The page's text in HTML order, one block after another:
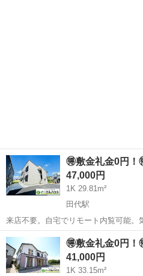
🉐敷金礼金0円！
47,000円
1K 29.81m²
田代駅
来店不要。自宅でリモート内覧可能。
佐賀 鳥栖市 田代駅 アパー
🉐敷金礼金0円！
41,000円
1K 33.15m²